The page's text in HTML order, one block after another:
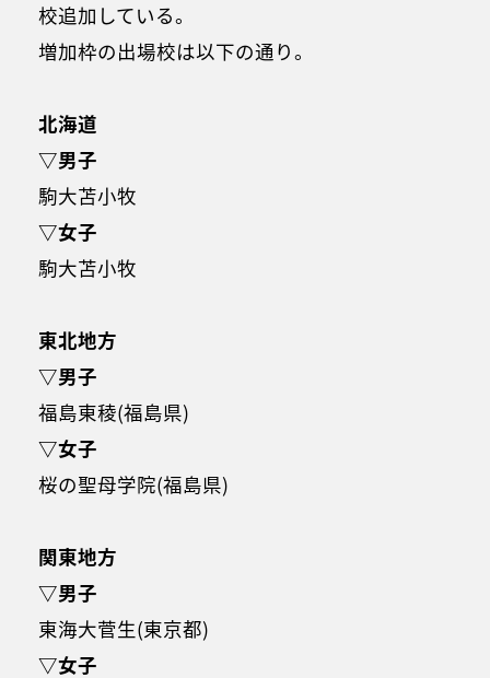
校追加している。
増加枠の出場校は以下の通り。
北海道
▽男子
駒大苫小牧
▽女子
駒大苫小牧
東北地方
▽男子
福島東稜(福島県)
▽女子
桜の聖母学院(福島県)
関東地方
▽男子
東海大菅生(東京都)
▽女子